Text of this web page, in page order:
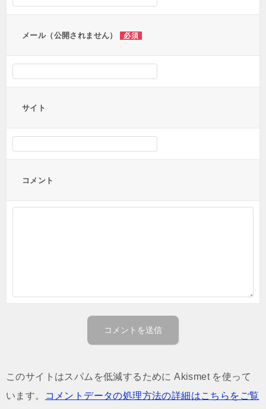
メール（公開されません） 必須
サイト
コメント
このサイトはスパムを低減するために Akismet を使って
います。
コメントデータの処理方法の詳細はこちらをご覧